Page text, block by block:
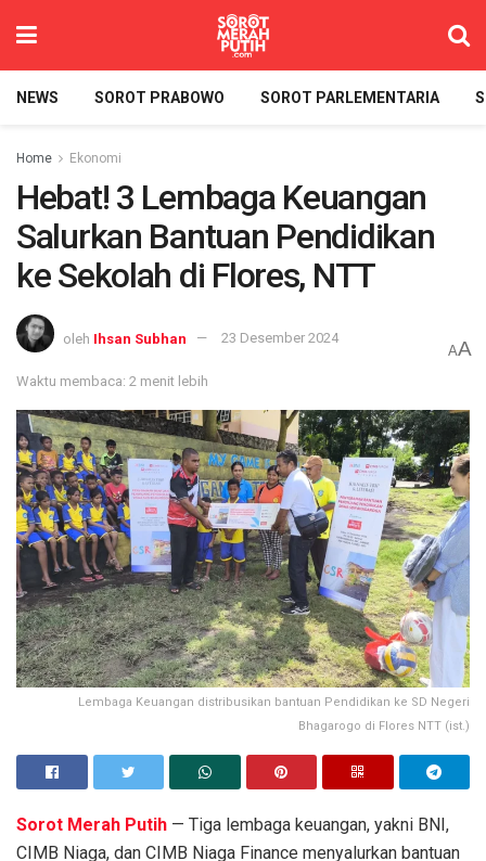
NEWS SOROT PRABOWO SOROT PARLEMENTARIA
Home Ekonomi
Hebat! 3 Lembaga Keuangan
Salurkan Bantuan Pendidikan
ke Sekolah di Flores, NTT
oleh Ihsan Subhan 23 Desember 2024
Waktu membaca: 2 menit lebih
AA
Lembaga Keuangan distribusikan bantuan Pendidikan ke SD Negeri
Bhagarogo di Flores NTT (ist.)
Sorot Merah Putih — Tiga lembaga keuangan, yakni BNI,
CIMB Niaga, dan CIMB Niaga Finance menyalurkan bantuan